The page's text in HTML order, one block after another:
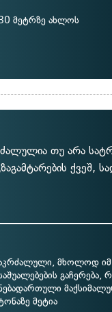
მეტრზე ახლოს
თუ არა
ქვეშ,
მხოლოდ
მეტია